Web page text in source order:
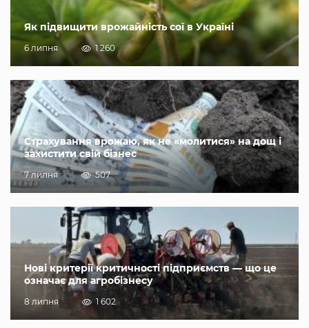
Як підвищити врожайність сої в Україні
6 липня 1 260
Страхування врожаю, як не «молитися» на дощ і
захистити свій бізнес
7 липня 507
Нові критерії критичності підприємств — що це
означає для агробізнесу
8 липня 1 602